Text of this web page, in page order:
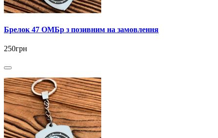
Брелок 47 ОМБр з позивним на замовлення
250грн